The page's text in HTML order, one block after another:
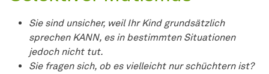
Sie sind unsicher, weil Ihr Kind grundsätzlich
sprechen KANN, es in bestimmten Situationen
jedoch nicht tut.
Sie fragen sich, ob es vielleicht nur schüchtern ist?